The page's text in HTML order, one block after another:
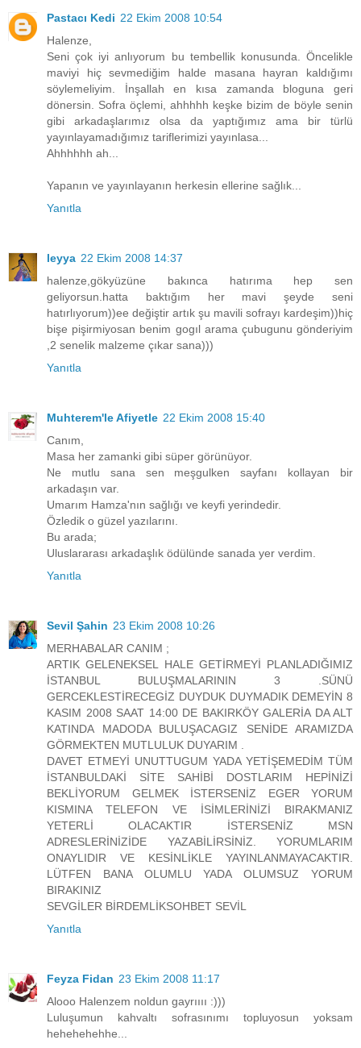
Pastacı Kedi 22 Ekim 2008 10:54
Halenze,
Seni çok iyi anlıyorum bu tembellik konusunda. Öncelikle
maviyi hiç sevmediğim halde masana hayran kaldığımı
söylemeliyim. İnşallah en kısa zamanda bloguna geri
dönersin. Sofra öçlemi, ahhhhh keşke bizim de böyle senin
gibi arkadaşlarımız olsa da yaptığımız ama bir türlü
yayınlayamadığımız tariflerimizi yayınlasa...
Ahhhhhh ah...
Yapanın ve yayınlayanın herkesin ellerine sağlık...
Yanıtla
leyya 22 Ekim 2008 14:37
halenze,gökyüzüne bakınca hatırıma hep sen
geliyorsun.hatta baktığım her mavi şeyde seni
hatırlıyorum))ee değiştir artık şu mavili sofrayı kardeşim))hiç
bişe pişirmiyosan benim gogıl arama çubugunu gönderiyim
,2 senelik malzeme çıkar sana)))
Yanıtla
Muhterem'le Afiyetle 22 Ekim 2008 15:40
Canım,
Masa her zamanki gibi süper görünüyor.
Ne mutlu sana sen meşgulken sayfanı kollayan bir
arkadaşın var.
Umarım Hamza'nın sağlığı ve keyfi yerindedir.
Özledik o güzel yazılarını.
Bu arada;
Uluslararası arkadaşlık ödülünde sanada yer verdim.
Yanıtla
Sevil Şahin 23 Ekim 2008 10:26
MERHABALAR CANIM ;
ARTIK GELENEKSEL HALE GETİRMEYİ PLANLADIĞIMIZ
İSTANBUL BULUŞMALARININ 3 .SÜNÜ
GERCEKLESTİRECEGİZ DUYDUK DUYMADIK DEMEYİN 8
KASIM 2008 SAAT 14:00 DE BAKIRKÖY GALERİA DA ALT
KATINDA MADODA BULUŞACAGIZ SENİDE ARAMIZDA
GÖRMEKTEN MUTLULUK DUYARIM .
DAVET ETMEYİ UNUTTUGUM YADA YETİŞEMEDİM TÜM
İSTANBULDAKİ SİTE SAHİBİ DOSTLARIM HEPİNİZİ
BEKLİYORUM GELMEK İSTERSENİZ EGER YORUM
KISMINA TELEFON VE İSİMLERİNİZİ BIRAKMANIZ
YETERLİ OLACAKTIR İSTERSENİZ MSN
ADRESLERİNİZİDE YAZABİLİRSİNİZ. YORUMLARIM
ONAYLIDIR VE KESİNLİKLE YAYINLANMAYACAKTIR.
LÜTFEN BANA OLUMLU YADA OLUMSUZ YORUM
BIRAKINIZ
SEVGİLER BİRDEMLİKSOHBET SEVİL
Yanıtla
Feyza Fidan 23 Ekim 2008 11:17
Alooo Halenzem noldun gayrıııı :)))
Luluşumun kahvaltı sofrasınımı topluyosun yoksam
hehehehehhe...